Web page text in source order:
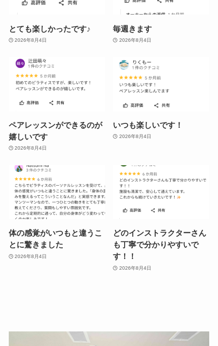
とても楽しかったです♪
2026年8月4日
毎週きます
2026年8月4日
ペアレッスンができるのが
嬉しいです
2026年8月4日
いつも楽しいです！
2026年8月4日
体の感覚がいつもと違うこ
とに驚きました
2026年8月4日
どのインストラクターさん
も丁寧で分かりやすいで
す！！
2026年8月4日